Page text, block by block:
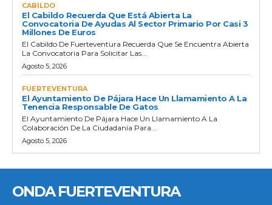
CABILDO
El Cabildo Recuerda Que Está Abierta La
Convocatoria De Ayudas Al Sector Primario Por Casi 3
Millones De Euros
El Cabildo De Fuerteventura Recuerda Que Se Encuentra Abierta
La Convocatoria Para Solicitar Las...
Agosto 5, 2026
FUERTEVENTURA
El Ayuntamiento De Pájara Hace Un Llamamiento A La
Tenencia Responsable De Gatos
El Ayuntamiento De Pájara Hace Un Llamamiento A La
Colaboración De La Ciudadanía Para...
Agosto 5, 2026
ONDA FUERTEVENTURA